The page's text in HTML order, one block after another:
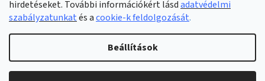
hirdetéseket. További információkért lásdadatvédelmi
szabályzatunkatés acookie-k feldolgozását.
Beállítások
Shoptet készítette